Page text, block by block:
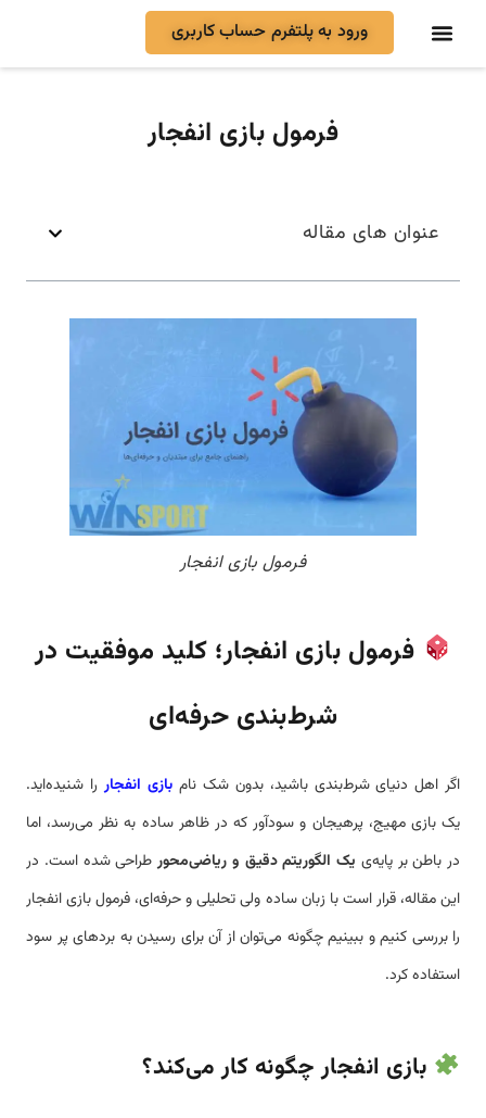
ورود به پلتفرم حساب کاربری
فرمول بازی انفجار
عنوان های مقاله
فرمول بازی انفجار
فرمول بازی انفجار؛ کلید موفقیت در
شرط‌بندی حرفه‌ای
اگر اهل دنیای شرط‌بندی باشید، بدون شک نام بازی انفجاررا شنیده‌اید.
یک بازی مهیج، پرهیجان و سودآور که در ظاهر ساده به نظر می‌رسد، اما
در باطن بر پایه‌ی یک الگوریتم دقیق و ریاضی‌محورطراحی شده است. در
این مقاله، قرار است با زبان ساده ولی تحلیلی و حرفه‌ای، فرمول بازی انفجار
را بررسی کنیم و ببینیم چگونه می‌توان از آن برای رسیدن به بردهای پر سود
استفاده کرد.
بازی انفجار چگونه کار می‌کند؟